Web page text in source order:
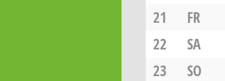
21
FR
22
SA
23
SO